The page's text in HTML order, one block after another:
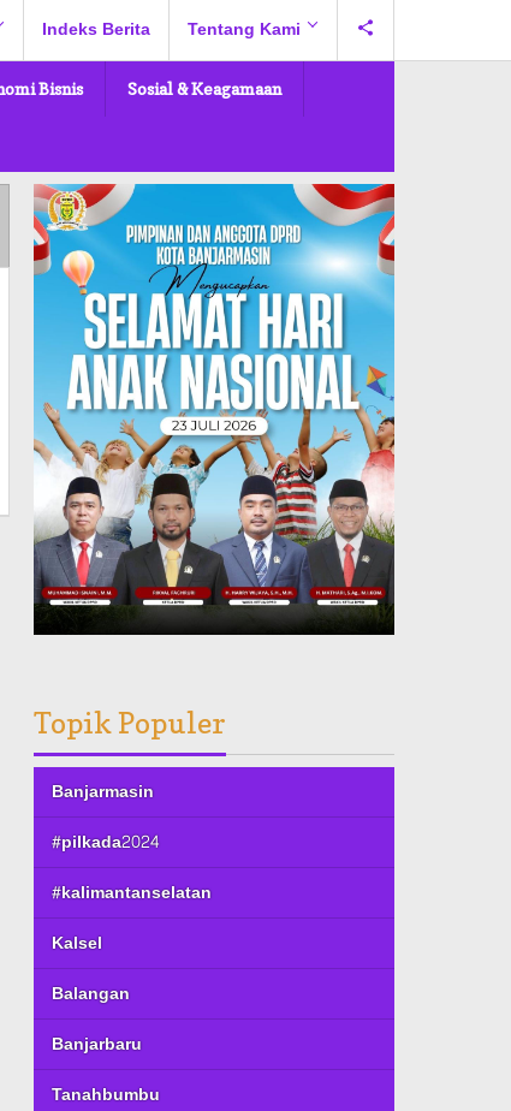
Indeks Berita Tentang Kami
Bisnis Sosial & Keagamaan
Topik Populer
Banjarmasin
#pilkada2024
#kalimantanselatan
Kalsel
Balangan
Banjarbaru
Tanahbumbu